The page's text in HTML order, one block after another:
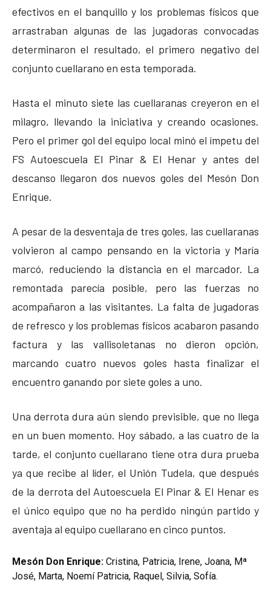
efectivos en el banquillo y los problemas físicos que
arrastraban algunas de las jugadoras convocadas
determinaron el resultado, el primero negativo del
conjunto cuellarano en esta temporada.
Hasta el minuto siete las cuellaranas creyeron en el
milagro, llevando la iniciativa y creando ocasiones.
Pero el primer gol del equipo local minó el ímpetu del
FS Autoescuela El Pinar & El Henar y antes del
descanso llegaron dos nuevos goles del Mesón Don
Enrique.
A pesar de la desventaja de tres goles, las cuellaranas
volvieron al campo pensando en la victoria y María
marcó, reduciendo la distancia en el marcador. La
remontada parecía posible, pero las fuerzas no
acompañaron a las visitantes. La falta de jugadoras
de refresco y los problemas físicos acabaron pasando
factura y las vallisoletanas no dieron opción,
marcando cuatro nuevos goles hasta finalizar el
encuentro ganando por siete goles a uno.
Una derrota dura aún siendo previsible, que no llega
en un buen momento. Hoy sábado, a las cuatro de la
tarde, el conjunto cuellarano tiene otra dura prueba
ya que recibe al líder, el Unión Tudela, que después
de la derrota del Autoescuela El Pinar & El Henar es
el único equipo que no ha perdido ningún partido y
aventaja al equipo cuellarano en cinco puntos.
Mesón Don Enrique: Cristina, Patricia, Irene, Joana, Mª
José, Marta, Noemí Patricia, Raquel, Silvia, Sofía.